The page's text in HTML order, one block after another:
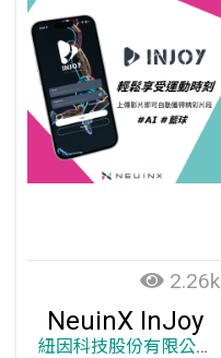
2.26k
NeuinX InJoy
紐因科技股份有限公司